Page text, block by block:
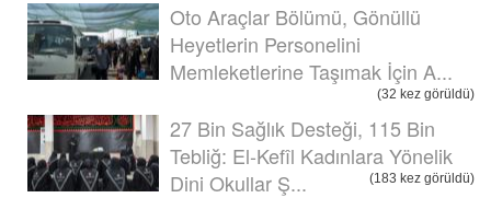
Oto Araçlar Bölümü, Gönüllü
Heyetlerin Personelini
Memleketlerine Taşımak İçin A...
(32 kez görüldü)
27 Bin Sağlık Desteği, 115 Bin
Tebliğ: El-Kefîl Kadınlara Yönelik
Dini Okullar Ş...
(183 kez görüldü)